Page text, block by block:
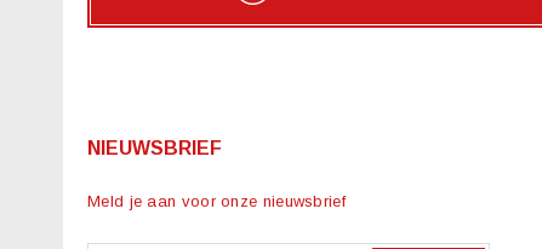
NIEUWSBRIEF
Meld je aan voor onze nieuwsbrief